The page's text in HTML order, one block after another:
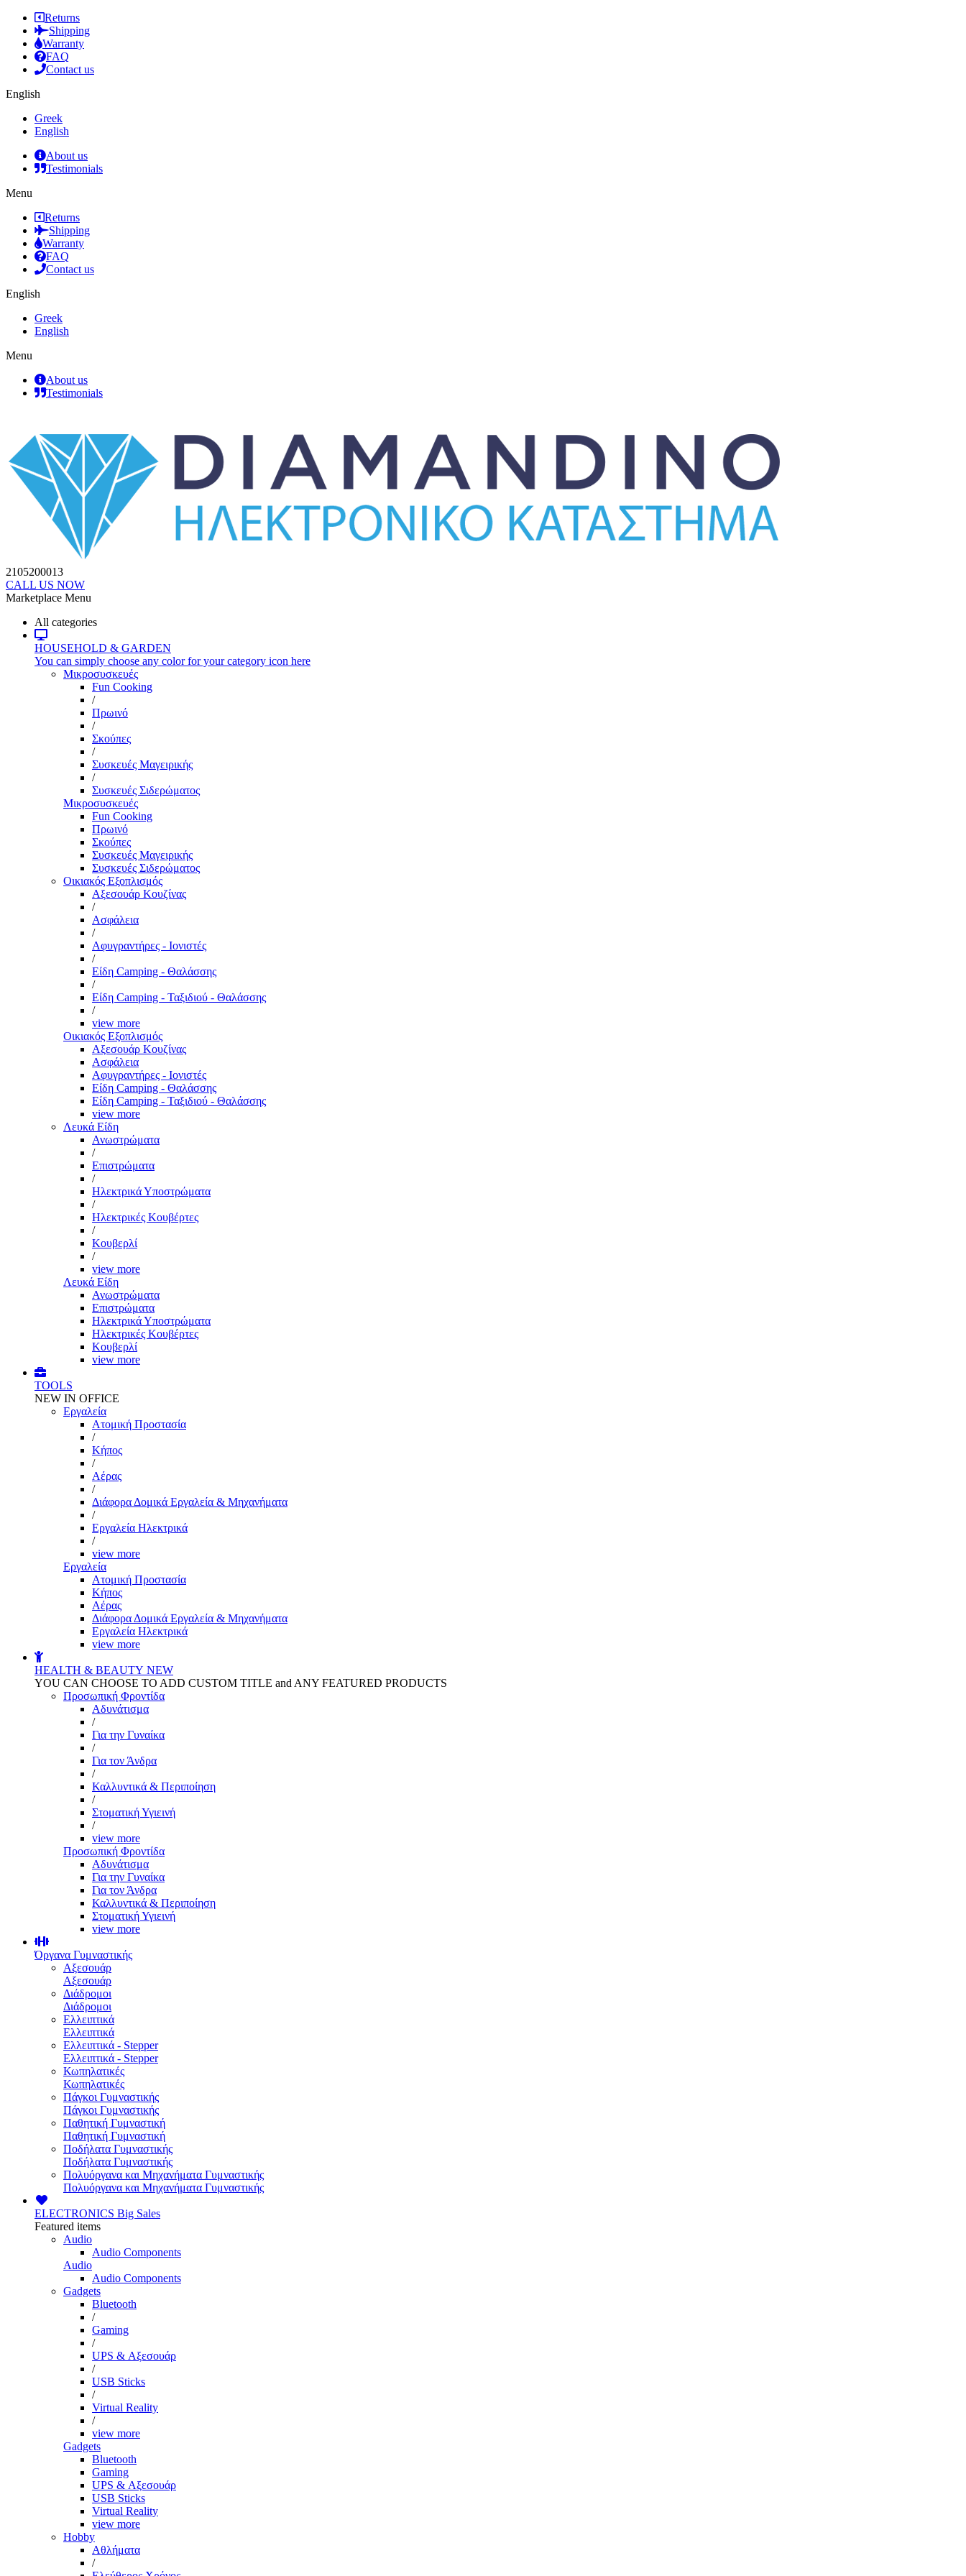
Returns
Shipping
Warranty
FAQ
Contact us
English
Greek
English
About us
Testimonials
Menu
Returns
Shipping
Warranty
FAQ
Contact us
English
Greek
English
Menu
About us
Testimonials
2105200013
CALL US NOW
Marketplace Menu
All categories
HOUSEHOLD & GARDEN
You can simply choose any color for your category icon here
Μικροσυσκευές
Fun Cooking
/
Πρωινό
/
Σκούπες
/
Συσκευές Μαγειρικής
/
Συσκευές Σιδερώματος
Μικροσυσκευές
Fun Cooking
Πρωινό
Σκούπες
Συσκευές Μαγειρικής
Συσκευές Σιδερώματος
Οικιακός Εξοπλισμός
Αξεσουάρ Κουζίνας
/
Ασφάλεια
/
Αφυγραντήρες - Ιονιστές
/
Είδη Camping - Θαλάσσης
/
Είδη Camping - Ταξιδιού - Θαλάσσης
/
view more
Οικιακός Εξοπλισμός
Αξεσουάρ Κουζίνας
Ασφάλεια
Αφυγραντήρες - Ιονιστές
Είδη Camping - Θαλάσσης
Είδη Camping - Ταξιδιού - Θαλάσσης
view more
Λευκά Είδη
Ανωστρώματα
/
Επιστρώματα
/
Ηλεκτρικά Υποστρώματα
/
Ηλεκτρικές Κουβέρτες
/
Κουβερλί
/
view more
Λευκά Είδη
Ανωστρώματα
Επιστρώματα
Ηλεκτρικά Υποστρώματα
Ηλεκτρικές Κουβέρτες
Κουβερλί
view more
TOOLS
NEW IN OFFICE
Εργαλεία
Aτομική Προστασία
/
Kήπος
/
Αέρας
/
Διάφορα Δομικά Εργαλεία & Μηχανήματα
/
Εργαλεία Ηλεκτρικά
/
view more
Εργαλεία
Aτομική Προστασία
Kήπος
Αέρας
Διάφορα Δομικά Εργαλεία & Μηχανήματα
Εργαλεία Ηλεκτρικά
view more
HEALTH & BEAUTY NEW
YOU CAN CHOOSE TO ADD CUSTOM TITLE and ANY FEATURED PRODUCTS
Προσωπική Φροντίδα
Αδυνάτισμα
/
Για την Γυναίκα
/
Για τον Άνδρα
/
Καλλυντικά & Περιποίηση
/
Στοματική Υγιεινή
/
view more
Προσωπική Φροντίδα
Αδυνάτισμα
Για την Γυναίκα
Για τον Άνδρα
Καλλυντικά & Περιποίηση
Στοματική Υγιεινή
view more
Όργανα Γυμναστικής
Αξεσουάρ
Αξεσουάρ
Διάδρομοι
Διάδρομοι
Ελλειπτικά
Ελλειπτικά
Ελλειπτικά - Stepper
Ελλειπτικά - Stepper
Κωπηλατικές
Κωπηλατικές
Πάγκοι Γυμναστικής
Πάγκοι Γυμναστικής
Παθητική Γυμναστική
Παθητική Γυμναστική
Ποδήλατα Γυμναστικής
Ποδήλατα Γυμναστικής
Πολυόργανα και Μηχανήματα Γυμναστικής
Πολυόργανα και Μηχανήματα Γυμναστικής
ELECTRONICS Big Sales
Featured items
Audio
Audio Components
Audio
Audio Components
Gadgets
Bluetooth
/
Gaming
/
UPS & Αξεσουάρ
/
USB Sticks
/
Virtual Reality
/
view more
Gadgets
Bluetooth
Gaming
UPS & Αξεσουάρ
USB Sticks
Virtual Reality
view more
Hobby
Αθλήματα
/